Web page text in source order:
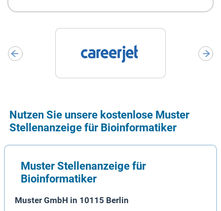
Nutzen Sie unsere kostenlose Muster
Stellenanzeige für Bioinformatiker
Muster Stellenanzeige für
Bioinformatiker
Muster GmbH in 10115 Berlin